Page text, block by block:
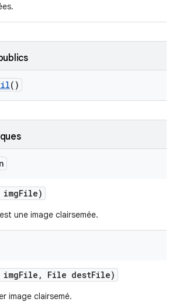
()
File)
une image clairsemée.
File , File destFile)
image clairsemé.